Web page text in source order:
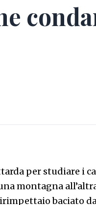
per studiare i
montagna
baciato